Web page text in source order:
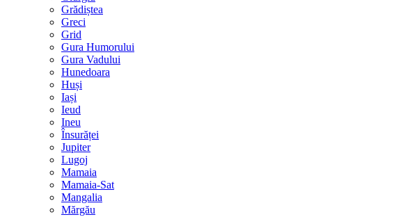
Grădiștea
Greci
Grid
Gura Humorului
Gura Vadului
Hunedoara
Huși
Iași
Ieud
Ineu
Însurăței
Jupiter
Lugoj
Mamaia
Mamaia-Sat
Mangalia
Mărgău